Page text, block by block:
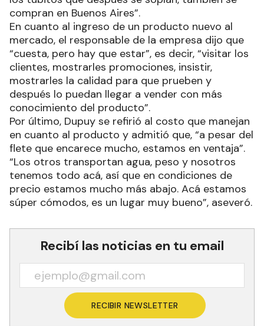
compran en Buenos Aires”.
En cuanto al ingreso de un producto nuevo al
mercado, el responsable de la empresa dijo que
“cuesta, pero hay que estar”, es decir, “visitar los
clientes, mostrarles promociones, insistir,
mostrarles la calidad para que prueben y
después lo puedan llegar a vender con más
conocimiento del producto”.
Por último, Dupuy se refirió al costo que manejan
en cuanto al producto y admitió que, “a pesar del
flete que encarece mucho, estamos en ventaja”.
“Los otros transportan agua, peso y nosotros
tenemos todo acá, así que en condiciones de
precio estamos mucho más abajo. Acá estamos
súper cómodos, es un lugar muy bueno”, aseveró.
Recibí las noticias en tu email
RECIBIR NEWSLETTER